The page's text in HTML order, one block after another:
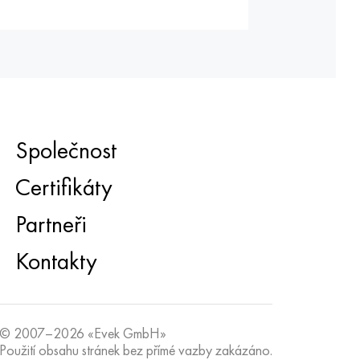
Společnost
Certifikáty
Partneři
Kontakty
© 2007–2026 «Evek GmbH»
Použití obsahu stránek bez přímé vazby zakázáno.